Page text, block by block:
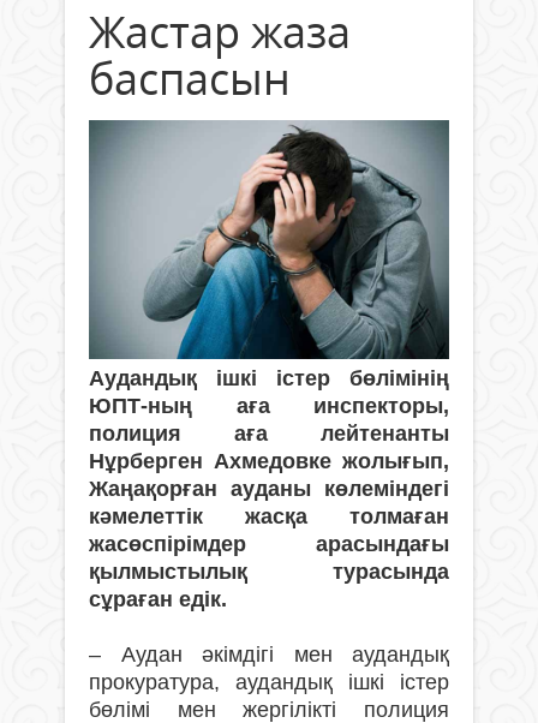
Жастар жаза
баспасын
Аудандық ішкі істер бөлімінің
ЮПТ-ның аға инспекторы,
полиция аға лейтенанты
Нұрберген Ахмедовке жолығып,
Жаңақорған ауданы көлеміндегі
кәмелеттік жасқа толмаған
жасөспірімдер арасындағы
қылмыстылық турасында
сұраған едік.
– Аудан әкімдігі мен аудандық
прокуратура, аудандық ішкі істер
бөлімі мен жергілікті полиция